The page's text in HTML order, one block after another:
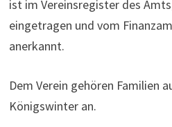
ist im Vereinsregister des
eingetragen und vom
anerkannt.
Dem Verein gehören Familien
Königswinter an.